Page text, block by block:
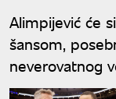
Alimpijević će
šansom,
neverovatnog